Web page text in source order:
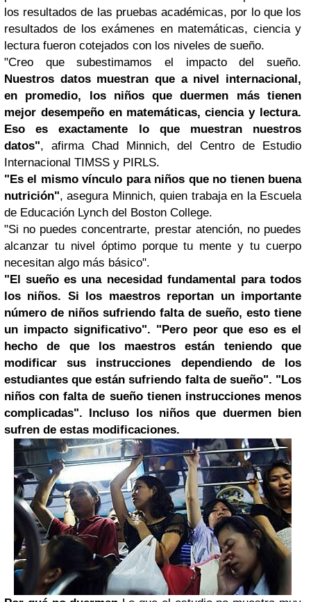
los resultados de las pruebas académicas, por lo que los
resultados de los exámenes en matemáticas, ciencia y
lectura fueron cotejados con los niveles de sueño.
"Creo que subestimamos el impacto del sueño.
Nuestros datos muestran que a nivel internacional,
en promedio, los niños que duermen más tienen
mejor desempeño en matemáticas, ciencia y lectura.
Eso es exactamente lo que muestran nuestros
datos", afirma Chad Minnich, del Centro de Estudio
Internacional TIMSS y PIRLS.
"Es el mismo vínculo para niños que no tienen buena
nutrición", asegura Minnich, quien trabaja en la Escuela
de Educación Lynch del Boston College.
"Si no puedes concentrarte, prestar atención, no puedes
alcanzar tu nivel óptimo porque tu mente y tu cuerpo
necesitan algo más básico".
"El sueño es una necesidad fundamental para todos
los niños. Si los maestros reportan un importante
número de niños sufriendo falta de sueño, esto tiene
un impacto significativo". "Pero peor que eso es el
hecho de que los maestros están teniendo que
modificar sus instrucciones dependiendo de los
estudiantes que están sufriendo falta de sueño". "Los
niños con falta de sueño tienen instrucciones menos
complicadas". Incluso los niños que duermen bien
sufren de estas modificaciones.